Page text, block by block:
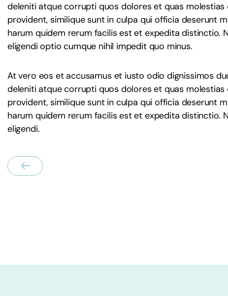
deleniti atque corrupti quos dolores et quas
provident, similique sunt in culpa qui officia deserunt
harum quidem rerum facilis est et expedita distinctio.
eligendi optio cumque nihil impedit quo minus.
At vero eos et accusamus et iusto odio dignissimos
deleniti atque corrupti quos dolores et quas
provident, similique sunt in culpa qui officia deserunt
harum quidem rerum facilis est et expedita distinctio.
eligendi.